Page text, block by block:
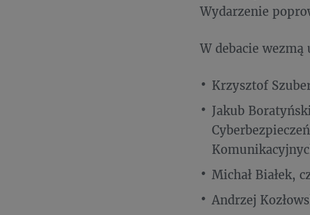
Wydarzenie
W debacie wezmą
Krzysztof
Jakub
Michał Białek,
Andrzej